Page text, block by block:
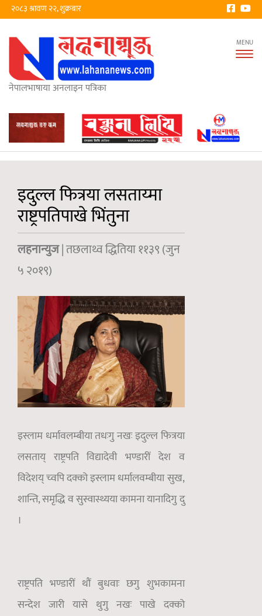
२०८३ श्रावण २२, शुक्रबार
नेपालभाषाया अनलाइन पत्रिका
इदुल्ल फित्रया लसताय्मा
राष्ट्रपतिपाखे भिंतुना
लहनान्युज| तछलाथ्व द्धितिया ११३९ (जुन
५ २०१९)
इस्लाम धर्मावलम्बीया तधःगु नखः इदुल्ल फित्रया
लसताय् राष्ट्रपति विद्यादेवी भण्डारीं देश व
विदेशय् च्वपि दक्को इस्लाम धर्मालवम्बीया सुख,
शान्ति, समृद्धि व सुस्वास्थ्यया कामना यानादिगु दु
।
राष्ट्रपति भण्डारीं थौं बुधवाः छगु शुभकामना
सन्देश जारी यासे थुगु नखः पाखे दक्को